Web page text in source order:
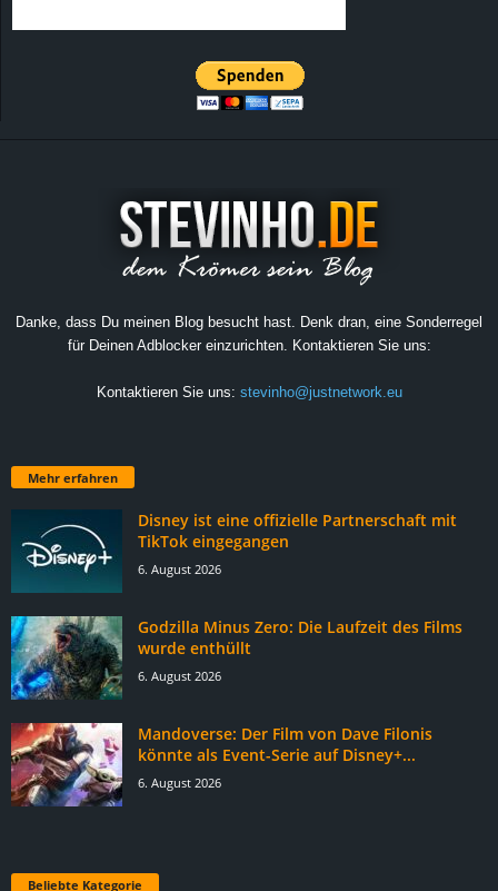
Danke, dass Du meinen Blog besucht hast. Denk dran, eine Sonderregel
für Deinen Adblocker einzurichten. Kontaktieren Sie uns:
Kontaktieren Sie uns: stevinho@justnetwork.eu
Mehr erfahren
Disney ist eine offizielle Partnerschaft mit
TikTok eingegangen
6. August 2026
Godzilla Minus Zero: Die Laufzeit des Films
wurde enthüllt
6. August 2026
Mandoverse: Der Film von Dave Filonis
könnte als Event-Serie auf Disney+...
6. August 2026
Beliebte Kategorie